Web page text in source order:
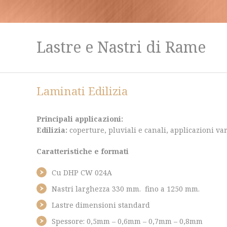
Lastre e Nastri di Rame
Laminati Edilizia
Principali applicazioni:
Edilizia: coperture, pluviali e canali, applicazioni
Caratteristiche e formati
Cu DHP CW 024A
Nastri larghezza 330 mm. fino a 1250 mm.
Lastre dimensioni standard
Spessore: 0,5mm – 0,6mm – 0,7mm – 0,8mm